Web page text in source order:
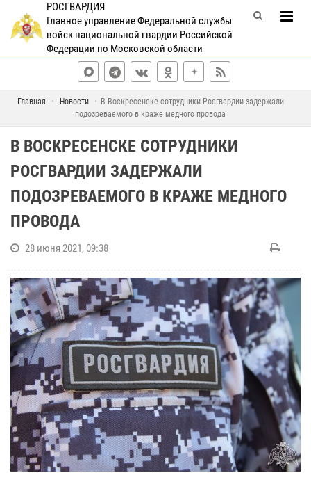
РОСГВАРДИЯ
Главное управление Федеральной службы
войск национальной гвардии Российской
Федерации по Московской области
Главная Новости
В Воскресенске сотрудники Росгвардии задержали
подозреваемого в краже медного провода
В ВОСКРЕСЕНСКЕ СОТРУДНИКИ
РОСГВАРДИИ ЗАДЕРЖАЛИ
ПОДОЗРЕВАЕМОГО В КРАЖЕ МЕДНОГО
ПРОВОДА
28 июня 2021, 09:38